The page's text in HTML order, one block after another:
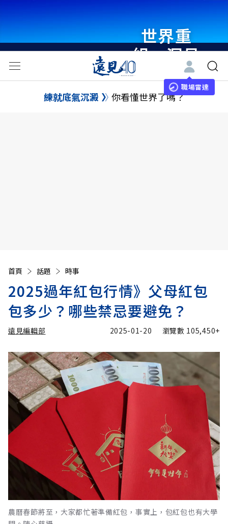
世界重
組・洞見
未來 與
世界領袖
職場雷達
練就底氣沉澱 你看懂世界了嗎？
首頁 話題 時事
2025過年紅包行情》父母紅包
包多少？哪些禁忌要避免？
遠見編輯部 2025-01-20 瀏覽數 105,450+
農曆春節將至，大家都忙著準備紅包，事實上，包紅包也有大學